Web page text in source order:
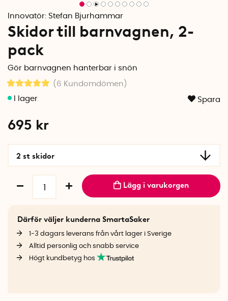
Innovatör: Stefan Bjurhammar
Skidor till barnvagnen, 2-
pack
Gör barnvagnen hanterbar i snön
(6 Kundomdömen )
Spara
695 kr
2 st skidor
Lägg i varukorgen
Därför väljer kunderna SmartaSaker
1-3 dagars leverans från vårt lager i Sverige
Alltid personlig och snabb service
Högt kundbetyg hos